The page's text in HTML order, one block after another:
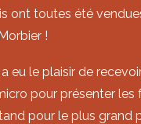
ont toutes été
!
eu le plaisir de
pour présenter
pour le plus grand